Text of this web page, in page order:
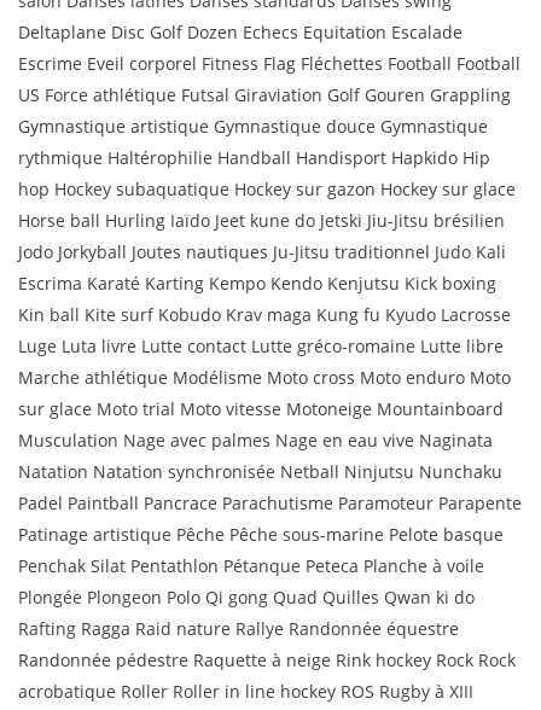
Deltaplane Disc Golf Dozen Echecs Equitation Escalade
Escrime Eveil corporel Fitness Flag Fléchettes Football Football
US Force athlétique Futsal Giraviation Golf Gouren Grappling
Gymnastique artistique Gymnastique douce Gymnastique
rythmique Haltérophilie Handball Handisport Hapkido Hip
hop Hockey subaquatique Hockey sur gazon Hockey sur glace
Horse ball Hurling Iaïdo Jeet kune do Jetski Jiu-Jitsu brésilien
Jodo Jorkyball Joutes nautiques Ju-Jitsu traditionnel Judo Kali
Escrima Karaté Karting Kempo Kendo Kenjutsu Kick boxing
Kin ball Kite surf Kobudo Krav maga Kung fu Kyudo Lacrosse
Luge Luta livre Lutte contact Lutte gréco-romaine Lutte libre
Marche athlétique Modélisme Moto cross Moto enduro Moto
sur glace Moto trial Moto vitesse Motoneige Mountainboard
Musculation Nage avec palmes Nage en eau vive Naginata
Natation Natation synchronisée Netball Ninjutsu Nunchaku
Padel Paintball Pancrace Parachutisme Paramoteur Parapente
Patinage artistique Pêche Pêche sous-marine Pelote basque
Penchak Silat Pentathlon Pétanque Peteca Planche à voile
Plongée Plongeon Polo Qi gong Quad Quilles Qwan ki do
Rafting Ragga Raid nature Rallye Randonnée équestre
Randonnée pédestre Raquette à neige Rink hockey Rock Rock
acrobatique Roller Roller in line hockey ROS Rugby à XIII